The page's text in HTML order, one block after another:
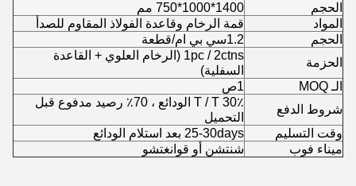
الحجم
1400*1000*750 مم
المواد
قمة الرخام وقاعدة الفولاذ المقاوم للصدأ
الحجم
1.2سي بي ام/قطعة
الحزمة
1pc / 2ctns (الرخام العلوي + القاعدة
السفلية)
الـ MOQ
1ص
شروط الدفع
T / T 30٪ الودائع ، 70٪ رصيد مدفوع قبل
التحميل
وقت التسليم
25-30days بعد استلام الودائع
ميناء فوب
شنتشن أو قوانغتشو